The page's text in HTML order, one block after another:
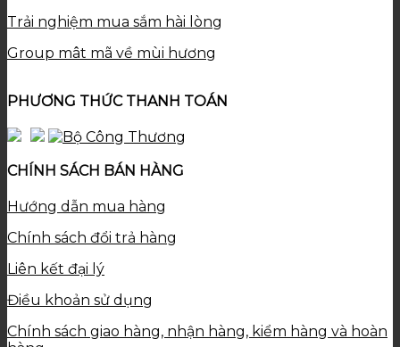
Trải nghiệm mua sắm hài lòng
Group mât mã về mùi hương
PHƯƠNG THỨC THANH TOÁN
CHÍNH SÁCH BÁN HÀNG
Hướng dẫn mua hàng
Chính sách đổi trả hàng
Liên kết đại lý
Điều khoản sử dụng
Chính sách giao hàng, nhận hàng, kiểm hàng và hoàn